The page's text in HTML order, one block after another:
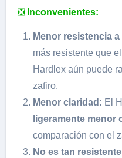
❎ Inconvenientes:
Menor resistencia
más resistente que
Hardlex aún puede
zafiro.
Menor claridad: El
ligeramente menor
comparación con el
No es tan